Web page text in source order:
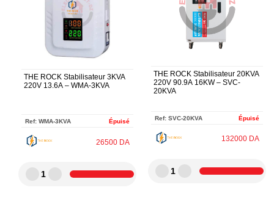
THE ROCK Stabilisateur 3KVA
220V 13.6A – WMA-3KVA
Ref: WMA-3KVA Épuisé
26500 DA
1
THE ROCK Stabilisateur 20KVA
220V 90.9A 16KW – SVC-
20KVA
Ref: SVC-20KVA Épuisé
132000 DA
1